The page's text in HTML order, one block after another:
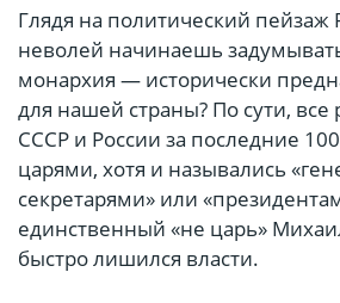
Глядя на политический пейзаж
неволей начинаешь
монархия — исторически
для нашей страны? По сути, все
СССР и России за последние
царями, хотя и назывались
секретарями» или
единственный «не царь»
быстро лишился власти.